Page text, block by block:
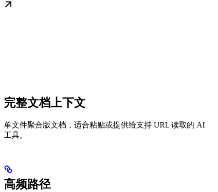
完整文档上下文
单文件聚合版文档，适合粘贴或提供给支持 URL 读取的 AI
工具。
高频路径